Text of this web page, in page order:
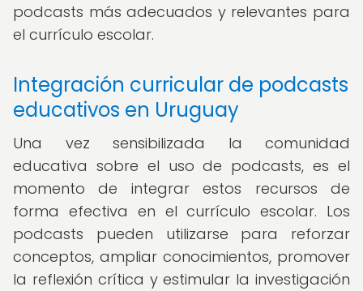
podcasts más adecuados y relevantes para
el currículo escolar.
Integración curricular de podcasts
educativos en Uruguay
Una vez sensibilizada la comunidad
educativa sobre el uso de podcasts, es el
momento de integrar estos recursos de
forma efectiva en el currículo escolar. Los
podcasts pueden utilizarse para reforzar
conceptos, ampliar conocimientos, promover
la reflexión crítica y estimular la investigación